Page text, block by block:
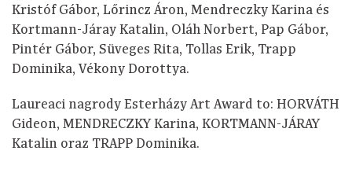
Kristóf Gábor, Lőrincz Áron, Mendreczky Karina és
Kortmann-Járay Katalin, Oláh Norbert, Pap Gábor,
Pintér Gábor, Süveges Rita, Tollas Erik, Trapp
Dominika, Vékony Dorottya.
Laureaci nagrody Esterházy Art Award to: HORVÁTH
Gideon, MENDRECZKY Karina, KORTMANN-JÁRAY
Katalin oraz TRAPP Dominika.